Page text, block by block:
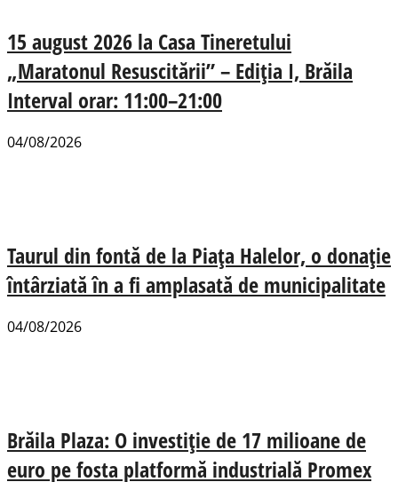
15 august 2026 la Casa Tineretului
„Maratonul Resuscitării” – Ediția I, Brăila
Interval orar: 11:00–21:00
04/08/2026
Taurul din fontă de la Piața Halelor, o donație
întârziată în a fi amplasată de municipalitate
04/08/2026
Brăila Plaza: O investiție de 17 milioane de
euro pe fosta platformă industrială Promex